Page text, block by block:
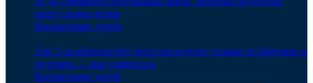
дают своим детям
Воспитание детей
Эти 5 особенностей дети наследуют только от бабушек и
дедушек — вы удивитесь
Воспитание детей